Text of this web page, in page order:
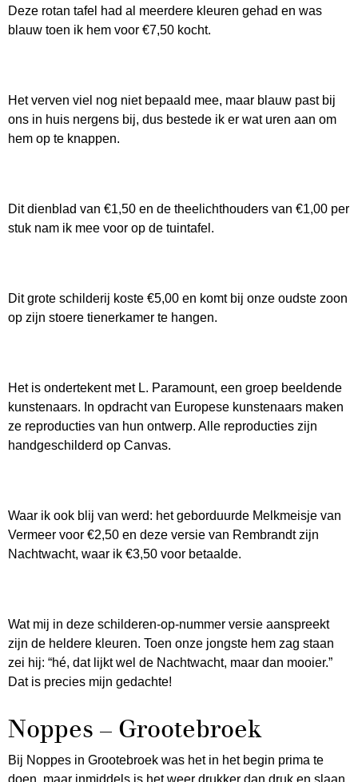
Deze rotan tafel had al meerdere kleuren gehad en was
blauw toen ik hem voor €7,50 kocht.
Het verven viel nog niet bepaald mee, maar blauw past bij
ons in huis nergens bij, dus bestede ik er wat uren aan om
hem op te knappen.
Dit dienblad van €1,50 en de theelichthouders van €1,00 per
stuk nam ik mee voor op de tuintafel.
Dit grote schilderij koste €5,00 en komt bij onze oudste zoon
op zijn stoere tienerkamer te hangen.
Het is ondertekent met L. Paramount, een groep beeldende
kunstenaars. In opdracht van Europese kunstenaars maken
ze reproducties van hun ontwerp. Alle reproducties zijn
handgeschilderd op Canvas.
Waar ik ook blij van werd: het geborduurde Melkmeisje van
Vermeer voor €2,50 en deze versie van Rembrandt zijn
Nachtwacht, waar ik €3,50 voor betaalde.
Wat mij in deze schilderen-op-nummer versie aanspreekt
zijn de heldere kleuren. Toen onze jongste hem zag staan
zei hij: “hé, dat lijkt wel de Nachtwacht, maar dan mooier.”
Dat is precies mijn gedachte!
Noppes – Grootebroek
Bij Noppes in Grootebroek was het in het begin prima te
doen, maar inmiddels is het weer drukker dan druk en slaan